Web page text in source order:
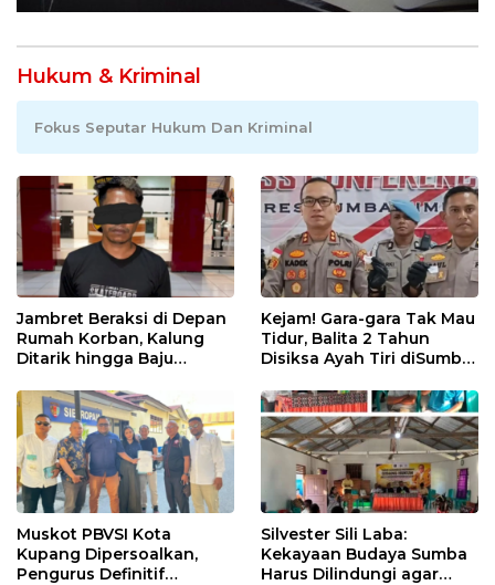
Hukum & Kriminal
Fokus Seputar Hukum Dan Kriminal
Jambret Beraksi di Depan
Rumah Korban, Kalung
Ditarik hingga Baju
Jejak Terduga Pelaku
Kejam! Gara-gara Tak Mau
Tidur, Balita 2 Tahun
Disiksa Ayah Tiri diSumba
Mata Dioles Balsem
hingga Direndam Air Es
Muskot PBVSI Kota
Kupang Dipersoalkan,
Pengurus Definitif
Silvester Sili Laba:
Kekayaan Budaya Sumba
Harus Dilindungi agar